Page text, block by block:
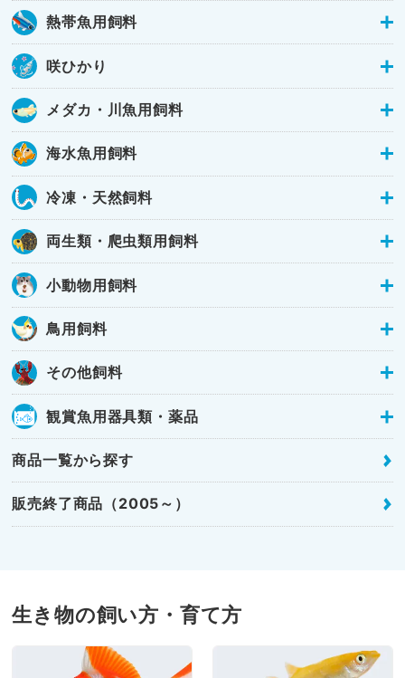
熱帯魚用飼料
咲ひかり
メダカ・川魚用飼料
海水魚用飼料
冷凍・天然飼料
両生類・爬虫類用飼料
小動物用飼料
鳥用飼料
その他飼料
観賞魚用器具類・薬品
商品一覧から探す
販売終了商品（2005～）
生き物の飼い方・育て方